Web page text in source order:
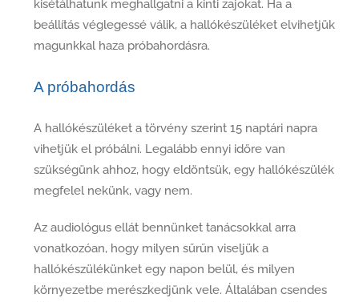
kisétálhatunk meghallgatni a kinti zajokat. Ha a
beállítás véglegessé válik, a hallókészüléket elvihetjük
magunkkal haza próbahordásra.
A próbahordás
A hallókészüléket a törvény szerint 15 naptári napra
vihetjük el próbálni. Legalább ennyi időre van
szükségünk ahhoz, hogy eldöntsük, egy hallókészülék
megfelel nekünk, vagy nem.
Az audiológus ellát bennünket tanácsokkal arra
vonatkozóan, hogy milyen sűrűn viseljük a
hallókészülékünket egy napon belül, és milyen
környezetbe merészkedjünk vele. Általában csendes